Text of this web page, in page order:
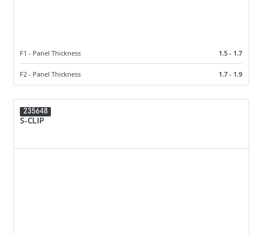
F1 - Panel Thickness 1.5 - 1.7
F2 - Panel Thickness 1.7 - 1.9
235648
S-CLIP